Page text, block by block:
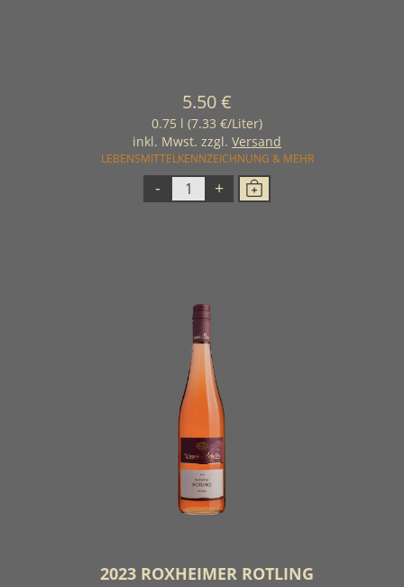
5.50 €
0.75 l (7.33 €/Liter)
inkl. Mwst. zzgl.Versand
LEBENSMITTELKENNZEICHNUNG & MEHR
- +
2023 ROXHEIMER ROTLING